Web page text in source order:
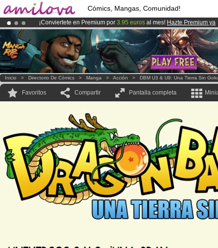
Cómics, Mangas, Comunidad!
¡Conviertete en Premium por 3.95 euros al mes! Hazte Premium ya
¡El Kickstarter Amilova está desormado lanzado!.
¡Ya tenemos 100000miembrosy 1000 Cómics y Mangas!.
Inicio > Directorio De Cómics > Manga > Acción > DBM U3 & U9: Una Tierra Sin
Favoritos Compartir Pantalla completa